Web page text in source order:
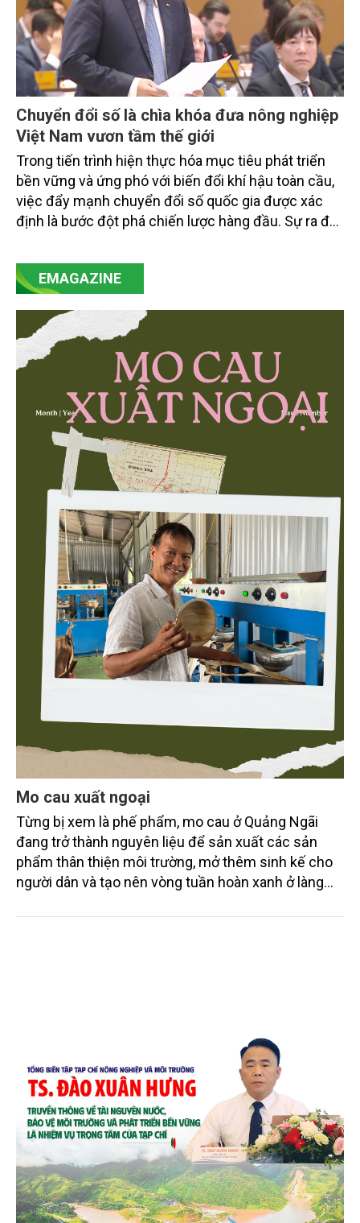
Chuyển đổi số là chìa khóa đưa nông nghiệp
Việt Nam vươn tầm thế giới
Trong tiến trình hiện thực hóa mục tiêu phát triển
bền vững và ứng phó với biến đổi khí hậu toàn cầu,
việc đẩy mạnh chuyển đổi số quốc gia được xác
định là bước đột phá chiến lược hàng đầu. Sự ra đời
mạnh mẽ, thúc đẩy quá trình cải cách toàn diện,
minh bạch hóa chuỗi cung ứng và nâng cao hiệu
then chốt là nông nghiệp và môi trường.
EMAGAZINE
Mo cau xuất ngoại
Từng bị xem là phế phẩm, mo cau ở Quảng Ngãi
đang trở thành nguyên liệu để sản xuất các sản
phẩm thân thiện môi trường, mở thêm sinh kế cho
người dân và tạo nên vòng tuần hoàn xanh ở làng
chén, dĩa... từ mo cau đã được thị trường trong nước